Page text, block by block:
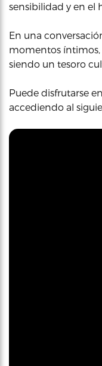
sensibilidad y en el
En una
momentos íntimos,
siendo un tesoro
Puede disfrutarse
accediendo al